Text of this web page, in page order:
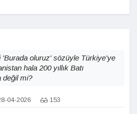
'Burada oluruz' sözüyle Türkiye'ye
hala 200 yıllık Batı
değil mi?
04-2026 153